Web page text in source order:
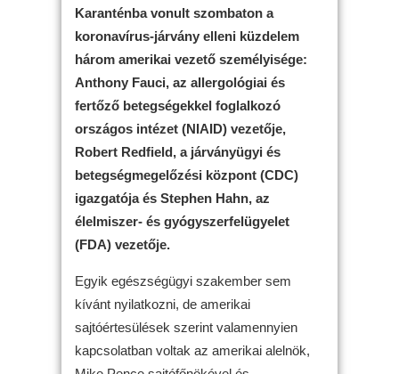
Karanténba vonult szombaton a
koronavírus-járvány elleni küzdelem
három amerikai vezető személyisége:
Anthony Fauci, az allergológiai és
fertőző betegségekkel foglalkozó
országos intézet (NIAID) vezetője,
Robert Redfield, a járványügyi és
betegségmegelőzési központ (CDC)
igazgatója és Stephen Hahn, az
élelmiszer- és gyógyszerfelügyelet
(FDA) vezetője.
Egyik egészségügyi szakember sem
kívánt nyilatkozni, de amerikai
sajtóértesülések szerint valamennyien
kapcsolatban voltak az amerikai alelnök,